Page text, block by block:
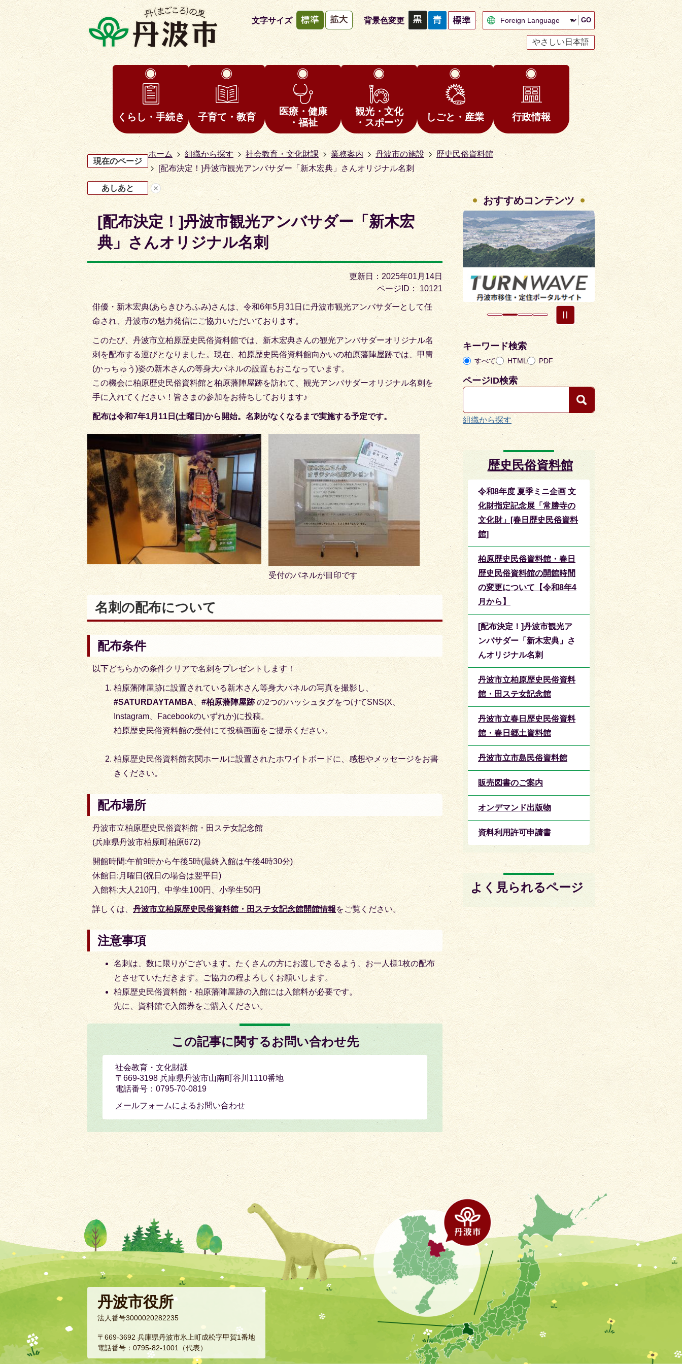
文字サイズ 背景色変更 GO
やさしい日本語
くらし・手続き 子育て・教育
医療・健康
・福祉
観光・文化
・スポーツ
しごと・産業 行政情報
現在のページ
ホーム 組織から探す 社会教育・文化財課 業務案内 丹波市の施設
歴史民俗資料館
[配布決定！]丹波市観光アンバサダー「新木宏典」さんオリジナル名刺
あしあと
[配布決定！]丹波市観光アンバサダー「新木宏
典」さんオリジナル名刺
更新日：2025年01月14日
ページID：
10121
俳優・新木宏典(あらきひろふみ)さんは、令和6年5月31日に丹波市観光アンバサダーとして任
命され、丹波市の魅力発信にご協力いただいております。
このたび、丹波市立柏原歴史民俗資料館では、新木宏典さんの観光アンバサダーオリジナル名
刺を配布する運びとなりました。現在、柏原歴史民俗資料館向かいの柏原藩陣屋跡では、甲冑
(かっちゅう)姿の新木さんの等身大パネルの設置もおこなっています。
この機会に柏原歴史民俗資料館と柏原藩陣屋跡を訪れて、観光アンバサダーオリジナル名刺を
手に入れてください！皆さまの参加をお待ちしております♪
配布は令和7年1月11日(土曜日)から開始。名刺がなくなるまで実施する予定です。
受付のパネルが目印です
名刺の配布について
配布条件
以下どちらかの条件クリアで名刺をプレゼントします！
柏原藩陣屋跡に設置されている新木さん等身大パネルの写真を撮影し、
#SATURDAYTAMBA、#柏原藩陣屋跡の2つのハッシュタグをつけてSNS(X、
Instagram、Facebookのいずれか)に投稿。
柏原歴史民俗資料館の受付にて投稿画面をご提示ください。
柏原歴史民俗資料館玄関ホールに設置されたホワイトボードに、感想やメッセージをお書
きください。
配布場所
丹波市立柏原歴史民俗資料館・田ステ女記念館
(兵庫県丹波市柏原町柏原672)
開館時間:午前9時から午後5時(最終入館は午後4時30分)
休館日:月曜日(祝日の場合は翌平日)
入館料:大人210円、中学生100円、小学生50円
詳しくは、 丹波市立柏原歴史民俗資料館・田ステ女記念館開館情報をご覧ください。
注意事項
名刺は、数に限りがございます。たくさんの方にお渡しできるよう、お一人様1枚の配布
とさせていただきます。ご協力の程よろしくお願いします。
柏原歴史民俗資料館・柏原藩陣屋跡の入館には入館料が必要です。
先に、資料館で入館券をご購入ください。
この記事に関するお問い合わせ先
社会教育・文化財課
〒669-3198 兵庫県丹波市山南町谷川1110番地
電話番号：0795-70-0819
メールフォームによるお問い合わせ
おすすめコンテンツ
4
枚
目
の
イ
ド
1
枚
目
の
ス
ラ
イ
ド
枚
目
の
ス
イ
ド
3
枚
目
の
ス
ラ
イ
ド
4
枚
目
の
ス
イ
ド
キーワード検索
すべて HTML PDF
ページID検索
組織から探す
歴史民俗資料館
令和8年度 夏季ミニ企画 文
化財指定記念展「常勝寺の
文化財」[春日歴史民俗資料
館]
柏原歴史民俗資料館・春日
歴史民俗資料館の開館時間
の変更について【令和8年4
月から】
[配布決定！]丹波市観光ア
ンバサダー「新木宏典」さ
んオリジナル名刺
丹波市立柏原歴史民俗資料
館・田ステ女記念館
丹波市立春日歴史民俗資料
館・春日郷土資料館
丹波市立市島民俗資料館
販売図書のご案内
オンデマンド出版物
資料利用許可申請書
よく見られるページ
丹波市役所
法人番号3000020282235
〒669-3692 兵庫県丹波市氷上町成松字甲賀1番地
電話番号：0795-82-1001（代表）